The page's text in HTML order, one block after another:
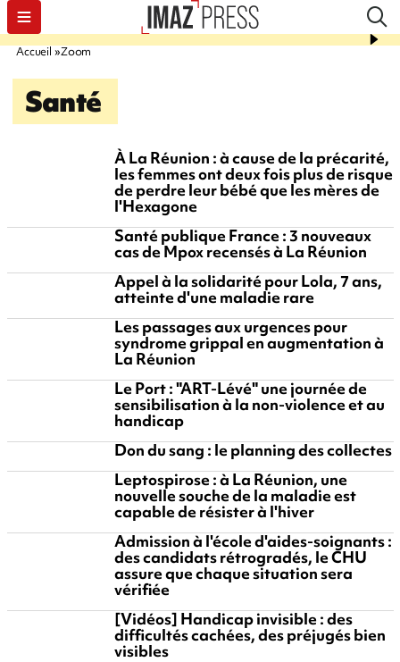
Accueil Zoom
Santé
À La Réunion : à cause de la précarité,
les femmes ont deux fois plus de risque
de perdre leur bébé que les mères de
l'Hexagone
Santé publique France : 3 nouveaux
cas de Mpox recensés à La Réunion
Appel à la solidarité pour Lola, 7 ans,
atteinte d'une maladie rare
Les passages aux urgences pour
syndrome grippal en augmentation à
La Réunion
Le Port : "ART-Lévé" une journée de
sensibilisation à la non-violence et au
handicap
Don du sang : le planning des collectes
Leptospirose : à La Réunion, une
nouvelle souche de la maladie est
capable de résister à l'hiver
Admission à l'école d'aides-soignants :
des candidats rétrogradés, le CHU
assure que chaque situation sera
vérifiée
[Vidéos] Handicap invisible : des
difficultés cachées, des préjugés bien
visibles